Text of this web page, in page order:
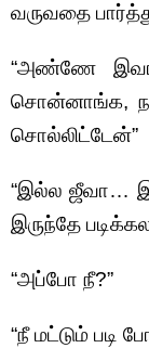
வருவதை
“அண்ணே
சொன்னாங்க,
சொல்லிட்டேன்”
“இல்ல ஜீவா…
இருந்தே
“அப்போ நீ?”
“நீ மட்டும் படி